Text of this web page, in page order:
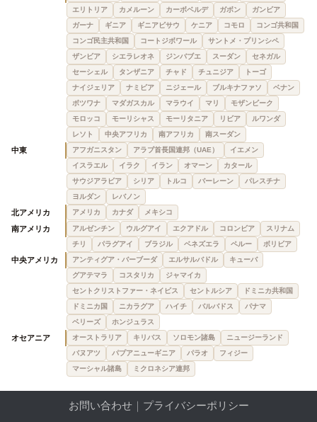
エリトリア
カメルーン カーボベルデ ガボン
ガンビア
ガーナ
ギニア ギニアビサウ ケニア コモロ
コンゴ共和国
コンゴ民主共和国
コートジボワール
サントメ・プリンシペ
ザンビア
シエラレオネ ジンバブエ スーダン
セネガル
セーシェル
タンザニア チャド チュニジア
トーゴ
ナイジェリア
ナミビア ニジェール ブルキナファソ
ベナン
ボツワナ
マダガスカル マラウイ マリ
モザンビーク
モロッコ
モーリシャス モーリタニア リビア
ルワンダ
レソト
中央アフリカ 南アフリカ 南スーダン
中東 アフガニスタン アラブ首長国連邦（UAE）
イエメン
イスラエル
イラク イラン オマーン
カタール
サウジアラビア
シリア トルコ バーレーン
パレスチナ
ヨルダン
レバノン
北アメリカ アメリカ カナダ メキシコ
南アメリカ アルゼンチン ウルグアイ エクアドル コロンビア
スリナム
チリ
パラグアイ ブラジル ベネズエラ ペルー ボリビア
中央アメリカ アンティグア・バーブーダ エルサルバドル
キューバ
グアテマラ
コスタリカ
ジャマイカ
セントクリストファー・ネイビス
セントルシア
ドミニカ共和国
ドミニカ国
ニカラグア ハイチ バルバドス
パナマ
ベリーズ
ホンジュラス
オセアニア オーストラリア キリバス ソロモン諸島
ニュージーランド
バヌアツ
パプアニューギニア パラオ
フィジー
マーシャル諸島
ミクロネシア連邦
お問い合わせ｜ プライバシーポリシー